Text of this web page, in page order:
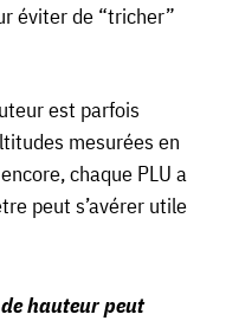
éviter de “tricher”
est parfois
mesurées en
chaque PLU a
peut s’avérer utile
hauteur peut